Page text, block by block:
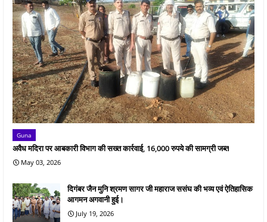
Guna
अवैध मदिरा पर आबकारी विभाग की सख्त कार्रवाई, 16,000 रुपये की सामग्री जब्त
May 03, 2026
दिगंबर जैन मुनि श्रमण सागर जी महाराज ससंघ की भव्य एवं ऐतिहासिक
आगमन अगवानी हुई।
July 19, 2026